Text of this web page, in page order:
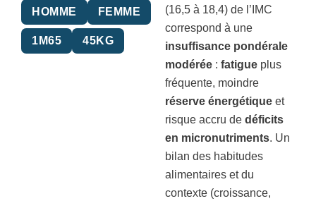
HOMME FEMME
1M65 45KG
(16,5 à 18,4) de l’IMC
correspond à une
insuffisance pondérale
modérée : fatigue plus
fréquente, moindre
réserve énergétique et
risque accru de déficits
en micronutriments. Un
bilan des habitudes
alimentaires et du
contexte (croissance,